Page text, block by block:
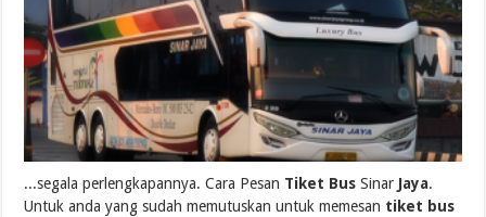
...segala perlengkapannya. Cara Pesan Tiket Bus Sinar Jaya.
Untuk anda yang sudah memutuskan untuk memesan tiket bus